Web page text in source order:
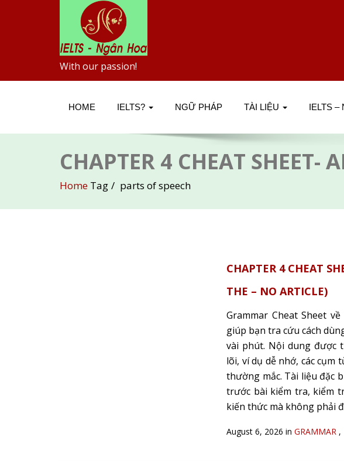
With our passion!
HOME IELTS? NGỮ PHÁP TÀI LIỆU IELTS –
CHAPTER 4 CHEAT SHEET-
Home Tag parts of speech
CHAPTER 4 CHEAT
THE – NO ARTICLE)
Grammar Cheat Sheet
giúp bạn tra cứu cách
vài phút. Nội dung được
lõi, ví dụ dễ nhớ, các
thường mắc. Tài liệu đặc
trước bài kiểm tra, kiểm
kiến thức mà không phải
August 6, 2026 in GRAMMAR ,